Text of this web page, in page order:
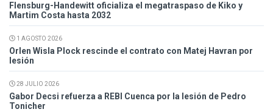
Flensburg-Handewitt oficializa el megatraspaso de Kiko y
Martim Costa hasta 2032
1 AGOSTO 2026
Orlen Wisla Plock rescinde el contrato con Matej Havran por
lesión
28 JULIO 2026
Gabor Decsi refuerza a REBI Cuenca por la lesión de Pedro
Tonicher